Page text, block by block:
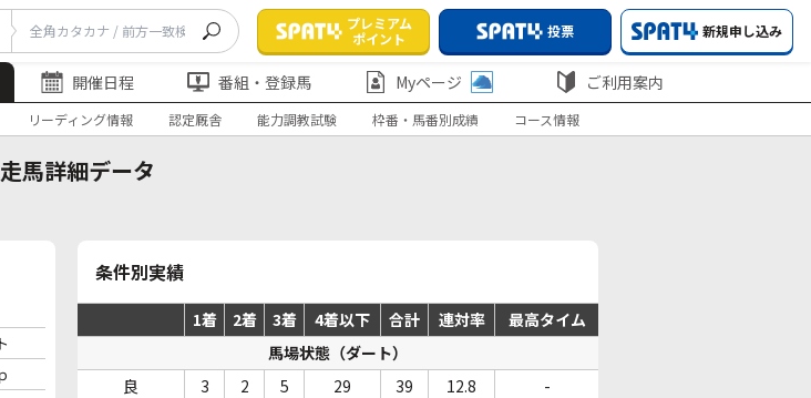
プレミアム
ポイント
投票 新規申し込み
開催日程 番組・登録馬 Myページ ご利用案内
リーディング情報 認定厩舎 能力調教試験 枠番・馬番別成績 コース情報
馬詳細データ
条件別実績
1着 2着 3着 4着以下 合計 連対率
最高タイム
馬場状態（ダート）
良
3 2 5 29 39 12.8
-